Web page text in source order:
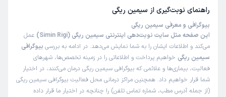
راهنمای نوبت‌گیری از سیمین ریگی
بیوگرافی و معرفی سیمین ریگی
این صفحه مثل سایت نوبت‌دهی اینترنتی سیمین ریگی (Simin Rigi)
عمل
می‌کند و اطلاعات ایشان را به شما نمایش می‌دهد. در ادامه به بررسی بیوگرافی
سیمین ریگی خواهیم پرداخت و اطلاعاتی را در زمینه تخصص‌ها، شهرهای
فعالیت، بیماری‌ها و علائمی که بیوگرافی سیمین ریگی درمان می‌کنند، در اختیار
شما قرار خواهیم داد. همچنین مراکز درمانی محل فعالیت بیوگرافی سیمین ریگی
(از جمله آدرس مطب، شماره تماس تلفن) را چنانچه در اختیار ما قرار داده